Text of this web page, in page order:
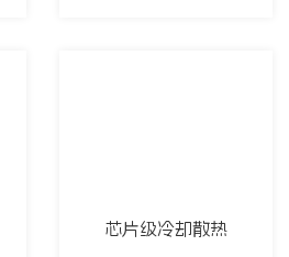
芯片级冷却散热